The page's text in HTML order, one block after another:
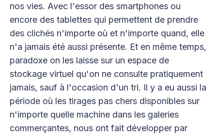
nos vies. Avec l'essor des smartphones ou
encore des tablettes qui permettent de prendre
des clichés n'importe où et n'importe quand, elle
n'a jamais été aussi présente. Et en même temps,
paradoxe on les laisse sur un espace de
stockage virtuel qu'on ne consulte pratiquement
jamais, sauf à l'occasion d'un tri. Il y a eu aussi la
période où les tirages pas chers disponibles sur
n'importe quelle machine dans les galeries
commerçantes, nous ont fait développer par